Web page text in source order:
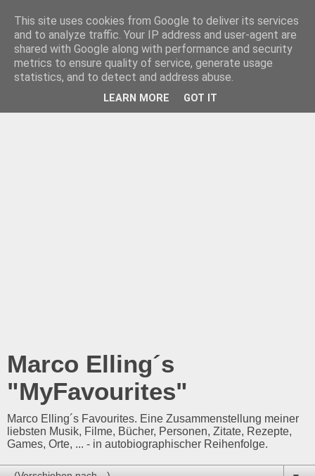
Marco Elling´s
"MyFavourites"
Marco Elling´s Favourites. Eine Zusammenstellung meiner
liebsten Musik, Filme, Bücher, Personen, Zitate, Rezepte,
Games, Orte, ... - in autobiographischer Reihenfolge.
This site uses cookies from Google to deliver its services
and to analyze traffic. Your IP address and user-agent are
shared with Google along with performance and security
metrics to ensure quality of service, generate usage
statistics, and to detect and address abuse.
LEARN MORE GOT IT